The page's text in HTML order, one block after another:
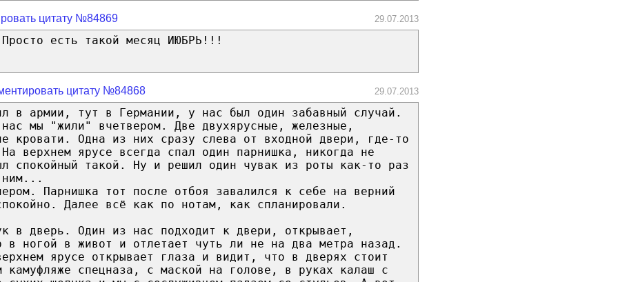
цитату №84869 29.07.2013
есть такой месяц ИЮБРЬ!!!
цитату №84868 29.07.2013
в армии, тут в Германии, у нас был один забавный случай.
мы "жили" вчетвером. Две двухярусные, железные,
кровати. Одна из них сразу слева от входной двери, где-то
верхнем ярусе всегда спал один парнишка, никогда не
спокойный такой. Ну и решил один чувак из роты как-то раз
ним...
Парнишка тот после отбоя завалился к себе на верний
Далее всё как по нотам, как спланировали.
в дверь. Один из нас подходит к двери, открывает,
в ногой в живот и отлетает чуть ли не на два метра назад.
ярусе открывает глаза и видит, что в дверях стоит
камуфляже спецназа, с маской на голове, в руках калаш с